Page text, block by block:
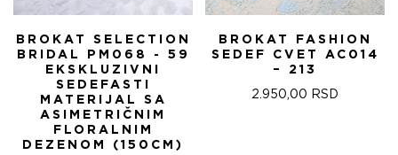
BROKAT SELECTION
BRIDAL PM068 - 59
EKSKLUZIVNI
SEDEFASTI
MATERIJAL SA
ASIMETRIČNIM
FLORALNIM
DEZENOM (150CM)
BROKAT FASHION
SEDEF CVET AC014
– 213
2.950,00 RSD